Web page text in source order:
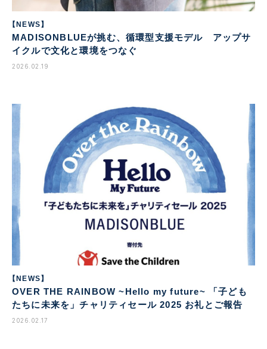
【NEWS】
MADISONBLUEが挑む、循環型支援モデル アップサ
イクルで文化と環境をつなぐ
2026.02.19
【NEWS】
OVER THE RAINBOW ~Hello my future~ 「子ども
たちに未来を」チャリティセール 2025 お礼とご報告
2026.02.17